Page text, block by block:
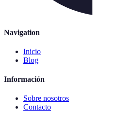
Navigation
Inicio
Blog
Información
Sobre nosotros
Contacto